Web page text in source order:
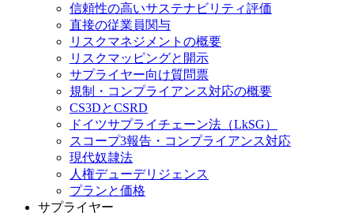
信頼性の高いサステナビリティ評価
直接の従業員関与
リスクマネジメントの概要
リスクマッピングと開示
サプライヤー向け質問票
規制・コンプライアンス対応の概要
CS3DとCSRD
ドイツサプライチェーン法（LkSG）
スコープ3報告・コンプライアンス対応
現代奴隷法
人権デューデリジェンス
プランと価格
サプライヤー